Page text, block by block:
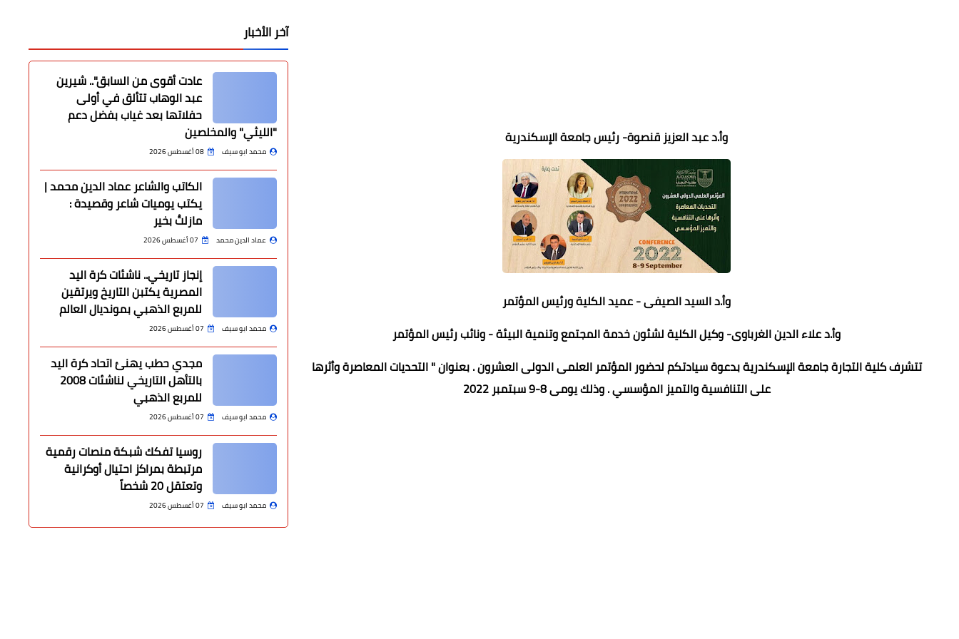
وأ.د عبد العزيز قنصوة- رئيس جامعة الإسكندرية
وأ.د السيد الصيفى - عميد الكلية ورئيس المؤتمر
وأ.د علاء الدين الغرباوى- وكيل الكلية لشئون خدمة المجتمع وتنمية البيئة - ونائب رئيس المؤتمر
تتشرف كلية التجارة جامعة الإسكندرية بدعوة سيادتكم لحضور المؤتمر العلمى الدولى العشرون . بعنوان " التحديات المعاصرة وأثرها
على التنافسية والتميز المؤسسي . وذلك يومى 8-9 سبتمبر 2022
آخر الأخبار
عادت أقوى من السابق".. شيرين
عبد الوهاب تتألق في أولى
حفلاتها بعد غياب بفضل دعم
"الليثي" والمخلصين
محمد ابو سيف 08 أغسطس 2026
الكاتب والشاعر عماد الدين محمد |
يكتب يوميات شاعر وقصيدة :
مازلتُ بخير
عماد الدين محمد 07 أغسطس 2026
إنجاز تاريخي.. ناشئات كرة اليد
المصرية يكتبن التاريخ ويرتقين
للمربع الذهبي بمونديال العالم
محمد ابو سيف 07 أغسطس 2026
مجدي حطب يهنئ اتحاد كرة اليد
بالتأهل التاريخي لناشئات 2008
للمربع الذهبي
محمد ابو سيف 07 أغسطس 2026
روسيا تفكك شبكة منصات رقمية
مرتبطة بمراكز احتيال أوكرانية
وتعتقل 20 شخصاً
محمد ابو سيف 07 أغسطس 2026